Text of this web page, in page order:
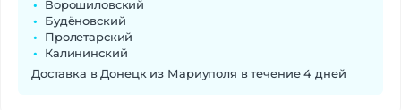
Ворошиловский
Будёновский
Пролетарский
Калининский
Доставка в Донецк из Мариуполя в течение 4 дней